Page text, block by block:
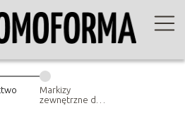
Markizy
zewnętrzne do